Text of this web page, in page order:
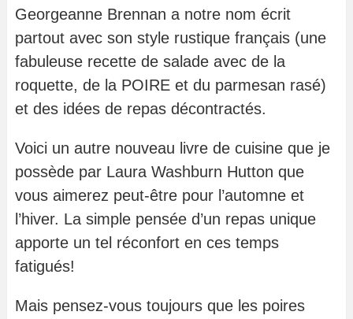
Georgeanne Brennan a notre nom écrit
partout avec son style rustique français (une
fabuleuse recette de salade avec de la
roquette, de la POIRE et du parmesan rasé)
et des idées de repas décontractés.
Voici un autre nouveau livre de cuisine que je
possède par Laura Washburn Hutton que
vous aimerez peut-être pour l’automne et
l’hiver. La simple pensée d’un repas unique
apporte un tel réconfort en ces temps
fatigués!
Mais pensez-vous toujours que les poires